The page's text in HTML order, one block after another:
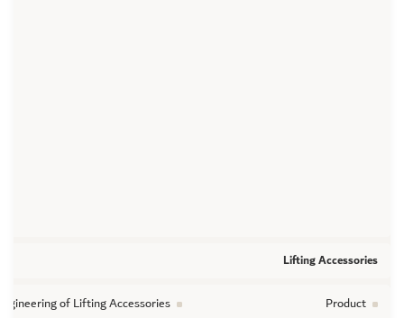
Lifting Accessories
Product
of Lifting Accessories